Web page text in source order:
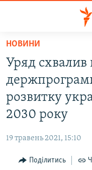
Перейти
основного
матеріалу
Перейти
до
основної
Перейти
пошуку
ВОДА.КРИМ
ВІДЕО ТА ФОТО
ПОЛІТИКА
ПОГЛЯД
ІНТЕРВ'Ю
НОВИНИ
Уряд
розвитку
2030 року
19 травень 2021, 15:10
Поділитись